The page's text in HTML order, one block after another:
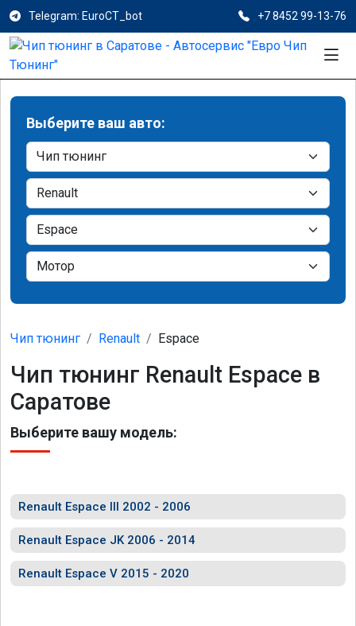
Telegram: EuroCT_bot +7 8452 99-13-76
Выберите ваш авто:
Чип тюнинг Renault Espace
Чип тюнинг Renault Espace в
Саратове
Выберите вашу модель:
Renault Espace III 2002 - 2006
Renault Espace JK 2006 - 2014
Renault Espace V 2015 - 2020